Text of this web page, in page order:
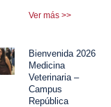
Ver más >>
Bienvenida 2026
Medicina
Veterinaria –
Campus
República